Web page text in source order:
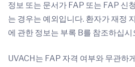
정보 또는 문서가 FAP 또는 FAP 신
는 경우는 예외입니다. 환자가 재정
에 관한 정보는 부록 B를 참조하십시
UVACH는 FAP 자격 여부와 무관하